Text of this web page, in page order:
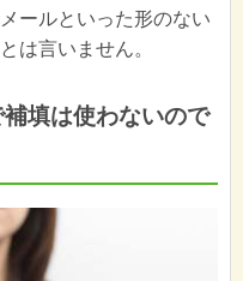
ールといった形のない
は言いません。
填は使わないので